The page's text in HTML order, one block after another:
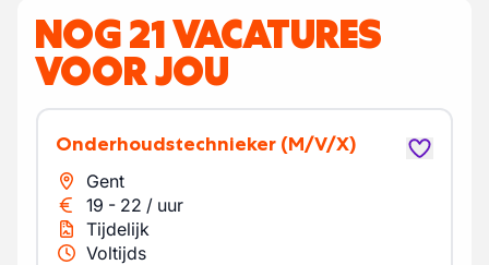
NOG 21 VACATURES
VOOR JOU
Onderhoudstechnieker (M/V/X)
Gent
19 - 22 / uur
Tijdelijk
Voltijds